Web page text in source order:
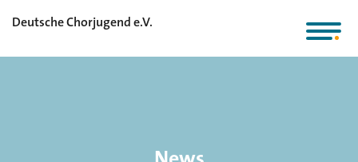
Deutsche Chorjugend e.V.